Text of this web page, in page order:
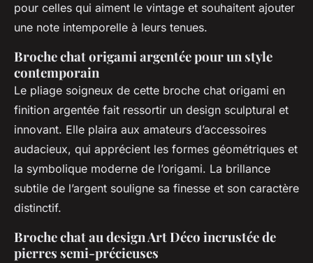
pour celles qui aiment le vintage et souhaitent ajouter
une note intemporelle à leurs tenues.
Broche chat origami argentée pour un style
contemporain
Le pliage soigneux de cette broche chat origami en
finition argentée fait ressortir un design sculptural et
innovant. Elle plaira aux amateurs d’accessoires
audacieux, qui apprécient les formes géométriques et
la symbolique moderne de l’origami. La brillance
subtile de l’argent souligne sa finesse et son caractère
distinctif.
Broche chat au design Art Déco incrustée de
pierres semi-précieuses